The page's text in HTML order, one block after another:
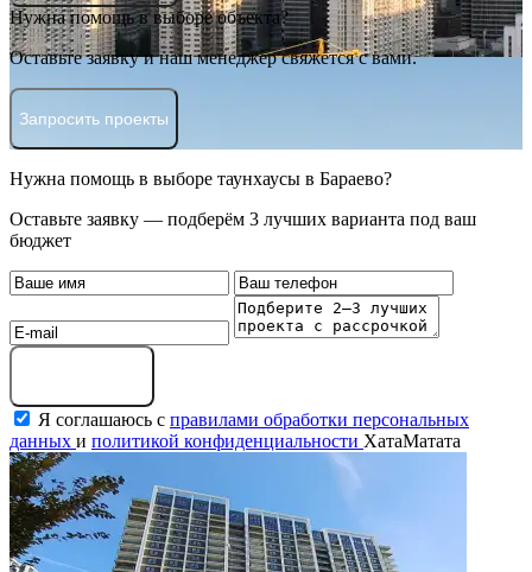
Нужна помощь в выборе объекта?
Оставьте заявку и наш менеджер свяжется с вами.
Запросить проекты
Нужна помощь в выборе таунхаусы в Бараево?
Оставьте заявку — подберём 3 лучших варианта под ваш
бюджет
Я соглашаюсь с правилами обработки персональных
данных и политикой конфиденциальности ХатаМатата